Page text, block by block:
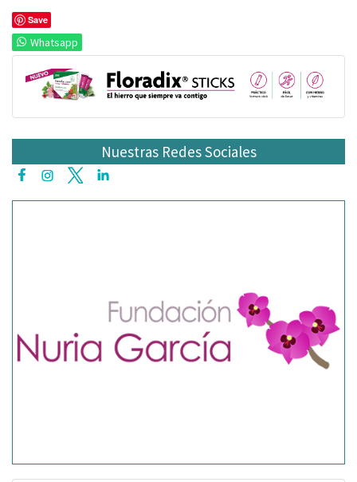
Save
Whatsapp
Nuestras Redes Sociales